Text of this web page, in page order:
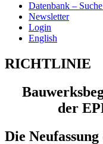
Datenbank –
Newsletter
Login
English
RICHTLINIE
der
Die